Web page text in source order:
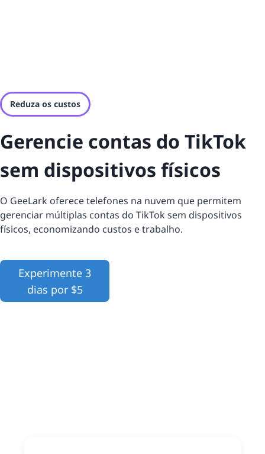
Reduza os custos
Gerencie contas do TikTok
sem dispositivos físicos
O GeeLark oferece telefones na nuvem que permitem
gerenciar múltiplas contas do TikTok sem dispositivos
físicos, economizando custos e trabalho.
Experimente 3
dias por $5